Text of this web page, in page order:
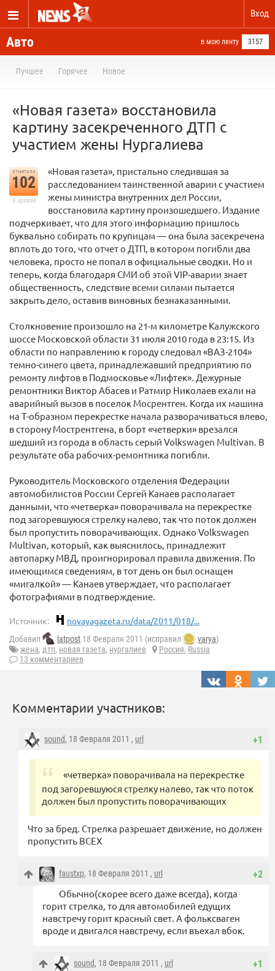
Вход
Авто в мою ленту 3157
Лучшее Горячее Новое
«Новая газета» восстановила
картину засекреченного ДТП с
участием жены Нургалиева
отметили
102
в архиве
«Новая газета», пристально следившая за
расследованием таинственной аварии с участием
жены министра внутренних дел России,
восстановила картину произошедшего. Издание
подчеркивает, что для этого информацию пришлось
буквально собирать по крупицам — она была засекречена
вплоть до того, что отчет о ДТП, в котором погибли два
человека, просто не попал в официальные сводки. Но и
теперь, когда благодаря СМИ об этой VIP-аварии знает
общественность, следствие всеми силами пытается
закрыть дело, оставив виновных безнаказанными.
Столкновение произошло на 21-м километре Калужского
шоссе Московской области 31 июля 2010 года в 23:15. Из
области по направлению к городу следовал «ВАЗ-2104»
темно-синего цвета, принадлежавший предприятию по
ремонту лифтов в Подмосковье «Лифтек». Дежурные
ремонтники Виктор Абасев и Ратмир Николаев ехали на
аварийный вызов в поселок Мосрентген. Когда их машина
на Т-образном перекрестке начала разворачиваться влево,
в сторону Мострентгена, в борт «четверки» врезался
шедший из города в область серый Volkswagen Multivan. В
результате оба рабочих-ремонтника погибли.
Руководитель Московского отделения Федерации
автомобилистов России Сергей Канаев располагает
данными, что «четверка» поворачивала на перекрестке
под загоревшуюся стрелку налево, так что поток должен
был пропустить поворачивающих. Однако Volkswagen
Multivan, который, как выяснилось, принадлежит
автопарку МВД, проигнорировал правила движения. По
имеющимся сведениям, в тот день он был оснащен
«мигалкой» — Канаев утверждает, что располагает
фотографиями в подтверждение.
Источник: novayagazeta.ru/data/2011/018/...
Добавил latpost 18 Февраля 2011 (исправил varya)
жена, дтп, новая газета, нургалиев Россия, Russia
13 комментариев
Комментарии участников:
+1
sound, 18 Февраля 2011 , url
«четверка» поворачивала на перекрестке
под загоревшуюся стрелку налево, так что поток
должен был пропустить поворачивающих
Что за бред. Стрелка разрешает движение, но должен
пропустить ВСЕХ
+2
faustxp, 18 Февраля 2011 , url
Обычно(скорее всего даже всегда), когда
горит стрелка, то для автомобилей едущих
навстречу горит красный свет. А фольксваген
вроде и двигался навстречу, если въехал вбок.
+1
sound, 18 Февраля 2011 , url